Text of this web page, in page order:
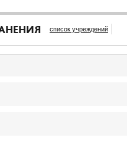
список учреждений